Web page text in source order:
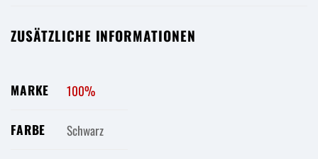
ZUSÄTZLICHE INFORMATIONEN
MARKE 100%
FARBE Schwarz